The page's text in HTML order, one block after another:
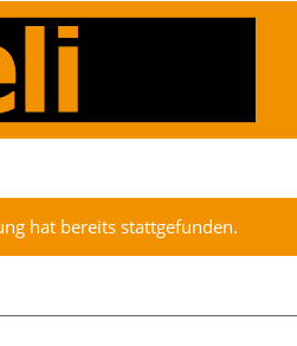
hat bereits stattgefunden.